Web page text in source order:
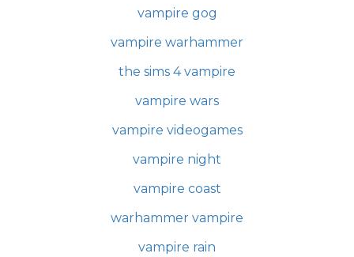
vampire gog
vampire warhammer
the sims 4 vampire
vampire wars
vampire videogames
vampire night
vampire coast
warhammer vampire
vampire rain